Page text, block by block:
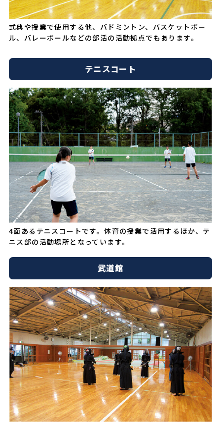
式典や授業で使用する他、バドミントン、バスケットボー
ル、バレーボールなどの部活の活動拠点でもあります。
テニスコート
4面あるテニスコートです。体育の授業で活用するほか、テ
ニス部の活動場所となっています。
武道館